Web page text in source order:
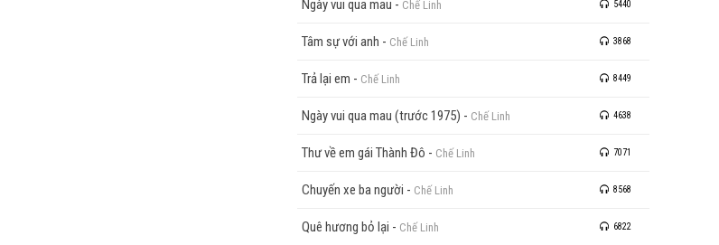
Ngày vui qua mau - Chế Linh 5440
Tâm sự với anh - Chế Linh 3868
Trả lại em - Chế Linh 8449
Ngày vui qua mau (trước 1975) - Chế Linh 4638
Thư về em gái Thành Đô - Chế Linh 7071
Chuyến xe ba người - Chế Linh 8568
Quê hương bỏ lại - Chế Linh 6822